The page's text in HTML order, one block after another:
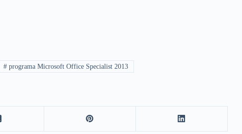
# programa Microsoft Office Specialist 2013